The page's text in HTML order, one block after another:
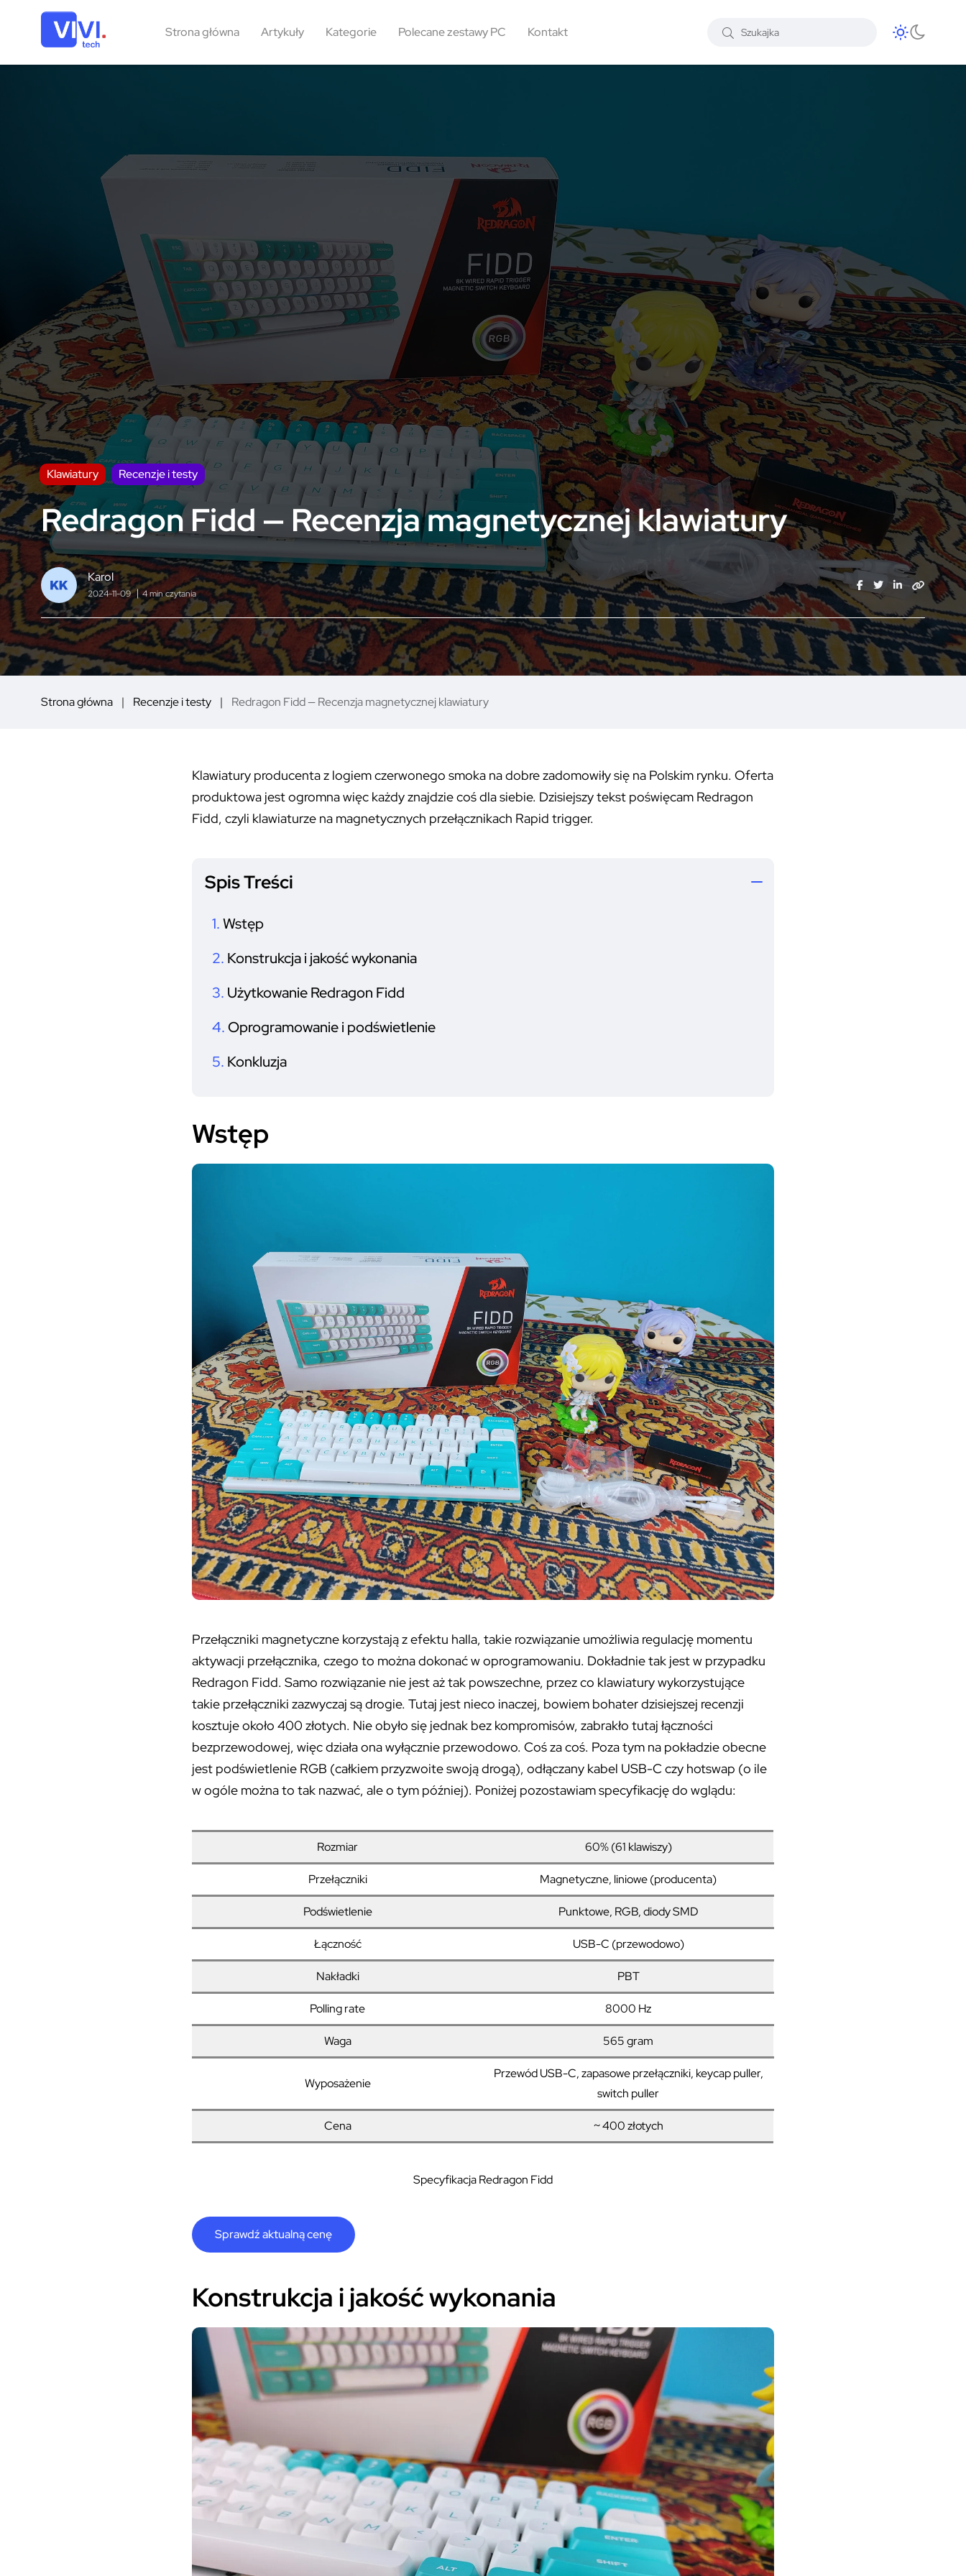
Strona główna Artykuły Kategorie Polecane zestawy PC Kontakt
Klawiatury Recenzje i testy
Redragon Fidd — Recenzja magnetycznej klawiatury
Karol
2024-11-09 4 min czytania
Strona główna Recenzje i testy Redragon Fidd — Recenzja magnetycznej klawiatury
Klawiatury producenta z logiem czerwonego smoka na dobre zadomowiły się na Polskim rynku. Oferta
produktowa jest ogromna więc każdy znajdzie coś dla siebie. Dzisiejszy tekst poświęcam Redragon
Fidd, czyli klawiaturze na magnetycznych przełącznikach Rapid trigger.
Spis Treści
Wstęp
Konstrukcja i jakość wykonania
Użytkowanie Redragon Fidd
Oprogramowanie i podświetlenie
Konkluzja
Wstęp
Przełączniki magnetyczne korzystają z efektu halla, takie rozwiązanie umożliwia regulację momentu
aktywacji przełącznika, czego to można dokonać w oprogramowaniu. Dokładnie tak jest w przypadku
Redragon Fidd. Samo rozwiązanie nie jest aż tak powszechne, przez co klawiatury wykorzystujące
takie przełączniki zazwyczaj są drogie. Tutaj jest nieco inaczej, bowiem bohater dzisiejszej recenzji
kosztuje około 400 złotych. Nie obyło się jednak bez kompromisów, zabrakło tutaj łączności
bezprzewodowej, więc działa ona wyłącznie przewodowo. Coś za coś. Poza tym na pokładzie obecne
jest podświetlenie RGB (całkiem przyzwoite swoją drogą), odłączany kabel USB-C czy hotswap (o ile
w ogóle można to tak nazwać, ale o tym później). Poniżej pozostawiam specyfikację do wglądu:
Rozmiar 60% (61 klawiszy)
Przełączniki Magnetyczne, liniowe (producenta)
Podświetlenie Punktowe, RGB, diody SMD
Łączność USB-C (przewodowo)
Nakładki PBT
Polling rate 8000 Hz
Waga 565 gram
Wyposażenie
Przewód USB-C, zapasowe przełączniki, keycap puller,
switch puller
Cena ~ 400 złotych
Specyfikacja Redragon Fidd
Sprawdź aktualną cenę
Konstrukcja i jakość wykonania